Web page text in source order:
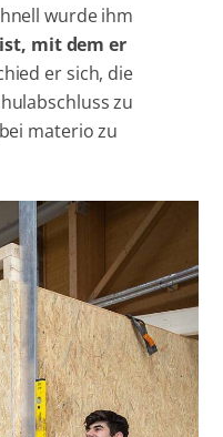
wurde ihm
mit dem er
er sich, die
zu
materio zu